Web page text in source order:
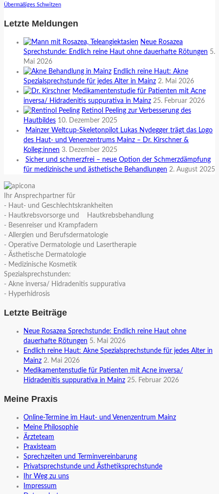
Übermäßiges Schwitzen
Letzte Meldungen
Neue Rosazea
Sprechstunde: Endlich reine Haut ohne dauerhafte Rötungen 5.
Mai 2026
Endlich reine Haut: Akne
Spezialsprechstunde für jedes Alter in Mainz 2. Mai 2026
Medikamentenstudie für Patienten mit Acne
inversa/ Hidradenitis suppurativa in Mainz 25. Februar 2026
Retinol Peeling zur Verbesserung des
Hautbildes 10. Dezember 2025
Mainzer Weltcup-Skeletonpilot Lukas Nydegger trägt das Logo
des Haut- und Venenzentrums Mainz – Dr. Kirschner &
Kolleg:innen 3. Dezember 2025
Sicher und schmerzfrei – neue Option der Schmerzdämpfung
für medizinische und ästhetische Behandlungen 2. August 2025
Ihr Ansprechpartner für
- Haut- und Geschlechtskrankheiten
- Hautkrebsvorsorge und Hautkrebsbehandlung
- Besenreiser und Krampfadern
- Allergien und Berufsdermatologie
- Operative Dermatologie und Lasertherapie
- Ästhetische Dermatologie
- Medizinische Kosmetik
Spezialsprechstunden:
- Akne inversa/ Hidradenitis suppurativa
- Hyperhidrosis
Letzte Beiträge
Neue Rosazea Sprechstunde: Endlich reine Haut ohne
dauerhafte Rötungen 5. Mai 2026
Endlich reine Haut: Akne Spezialsprechstunde für jedes Alter in
Mainz 2. Mai 2026
Medikamentenstudie für Patienten mit Acne inversa/
Hidradenitis suppurativa in Mainz 25. Februar 2026
Meine Praxis
Online-Termine im Haut- und Venenzentrum Mainz
Meine Philosophie
Ärzteteam
Praxisteam
Sprechzeiten und Terminvereinbarung
Privatsprechstunde und Ästhetiksprechstunde
Ihr Weg zu uns
Impressum